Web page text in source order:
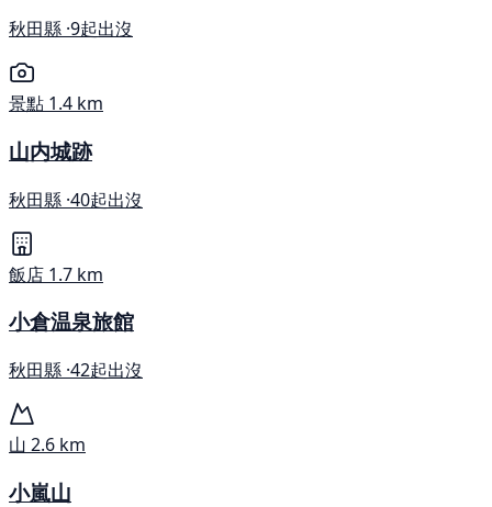
秋田縣 ·9起出沒
景點 1.4 km
山内城跡
秋田縣 ·40起出沒
飯店 1.7 km
小倉温泉旅館
秋田縣 ·42起出沒
山 2.6 km
小嵐山